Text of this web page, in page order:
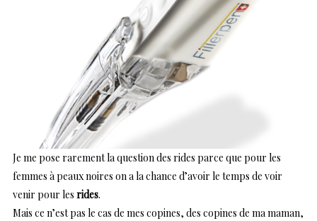
Je me pose rarement la question des rides parce que pour les
femmes à peaux noires on a la chance d’avoir le temps de voir
venir pour les rides.
Mais ce n’est pas le cas de mes copines, des copines de ma maman,